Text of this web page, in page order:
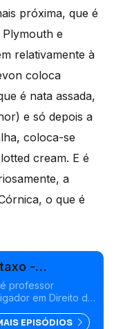
próxima, que é
Plymouth e
relativamente à
coloca
é nata assada,
e só depois a
coloca-se
cream. E é
a
o que é
-
Unido
professor
em Direito do
EPISÓDIOS